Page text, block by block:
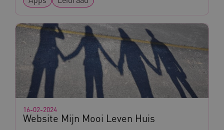
Website Mijn Mooi Leven Huis
16-02-2024
vuid
Vimeo.com Inc.
.vimeo.com
YSC
Google LLC